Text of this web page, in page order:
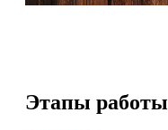
Этапы работы